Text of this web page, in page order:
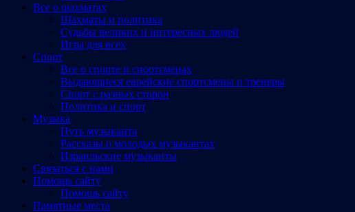
Все о шахматах
Шахматы и политика
Судьбы великих и интересных людей
Игра для всех
Спорт
Все о спорте и спортсменах
Выдающиеся еврейские спортсмены и тренеры
Спорт с разных сторон
Политика и спорт
Музыка
Путь музыканта
Рассказы о молодых музыкантах
Израильские музыканты
Cвязаться с нами
Помощь сайту
Помощь сайту
Памятные места